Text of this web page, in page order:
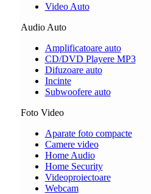
Video Auto
Audio Auto
Amplificatoare auto
CD/DVD Playere MP3
Difuzoare auto
Incinte
Subwoofere auto
Foto Video
Aparate foto compacte
Camere video
Home Audio
Home Security
Videoproiectoare
Webcam